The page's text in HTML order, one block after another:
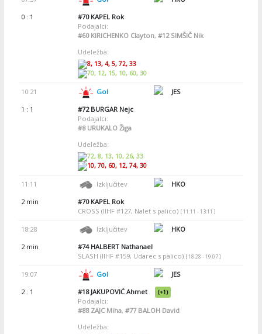
0 : 1
#70KAPEL Rok
Podajalci:
#60KIRICHENKO Clayton, #12SIMŠIČ Nik
Udeležba:
8, 13, 4, 5, 72, 33
70, 12, 15, 10, 60, 30
10:21 Gol
JES
1 : 1
#72BURGAR Nejc
Podajalci:
#8URUKALO Žiga
Udeležba:
72, 8, 13, 10, 26, 33
10, 70, 60, 12, 74, 30
11:11 Izključitev
HKO
2 min
#70KAPEL Rok
CROSS (IIHF #127, Nalet s palico) [ 11:11 - 13:11 ]
18:28 Izključitev
HKO
2 min
#74HALBERT Nathanael
SLASH (IIHF #159, Udarec s palico) [ 18:28 - 19:07 ]
19:07 Gol
JES
2 : 1
#18JAKUPOVIĆ Ahmet (+1)
Podajalci:
#88ZAJC Miha, #77BALOH David
Udeležba: